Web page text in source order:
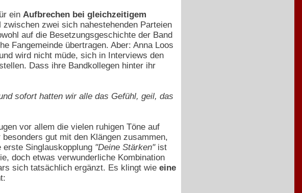
ein Aufbrechen bei gleichzeitigem
zwei sich nahestehenden Parteien
auf die Besetzungsgeschichte der Band
Fangemeinde übertragen. Aber: Anna Loos
wird nicht müde, sich in Interviews den
Dass ihre Bandkollegen hinter ihr
sofort hatten wir alle das Gefühl, geil, das
vor allem die vielen ruhigen Töne auf
gut mit den Klängen zusammen,
Singlauskopplung "Deine Stärken"ist
doch etwas verwunderliche Kombination
sich tatsächlich ergänzt. Es klingt wie eine